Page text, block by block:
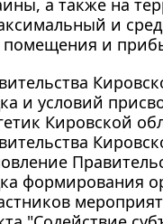
и
и
и условий
Кировской
формирования